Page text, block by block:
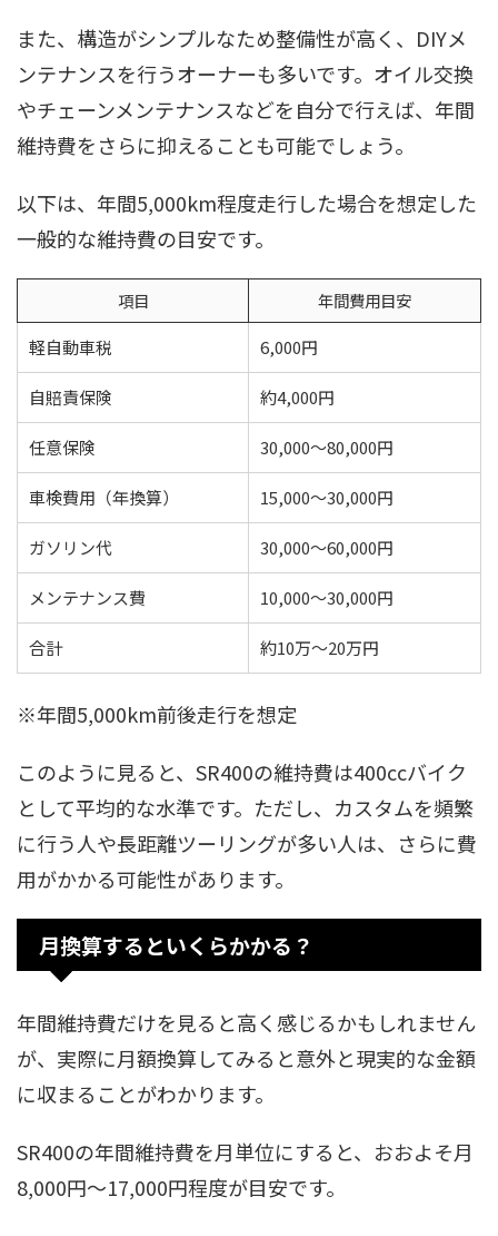
また、構造がシンプルなため整備性が高く、DIYメ
ンテナンスを行うオーナーも多いです。オイル交換
やチェーンメンテナンスなどを自分で行えば、年間
維持費をさらに抑えることも可能でしょう。
以下は、年間5,000km程度走行した場合を想定した
一般的な維持費の目安です。
項目
年間費用目安
軽自動車税
6,000円
自賠責保険 約4,000円
任意保険 30,000〜80,000円
車検費用（年換算） 15,000〜30,000円
ガソリン代 30,000〜60,000円
メンテナンス費 10,000〜30,000円
合計 約10万〜20万円
※年間5,000km前後走行を想定
このように見ると、SR400の維持費は400ccバイク
として平均的な水準です。ただし、カスタムを頻繁
に行う人や長距離ツーリングが多い人は、さらに費
用がかかる可能性があります。
月換算するといくらかかる？
年間維持費だけを見ると高く感じるかもしれません
が、実際に月額換算してみると意外と現実的な金額
に収まることがわかります。
SR400の年間維持費を月単位にすると、おおよそ月
8,000円〜17,000円程度が目安です。